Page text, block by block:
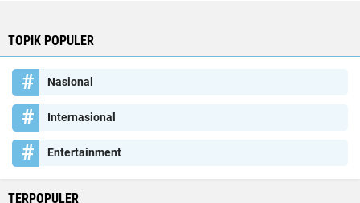
TOPIK POPULER
Nasional
Internasional
Entertainment
TERPOPULER